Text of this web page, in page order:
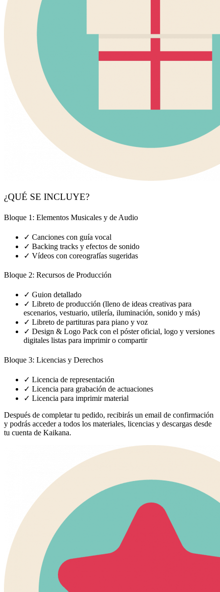
¿QUÉ SE INCLUYE?
Bloque 1: Elementos Musicales y de Audio
✓ Canciones con guía vocal
✓ Backing tracks y efectos de sonido
✓ Vídeos con coreografías sugeridas
Bloque 2: Recursos de Producción
✓ Guion detallado
✓ Libreto de producción (lleno de ideas creativas para
escenarios, vestuario, utilería, iluminación, sonido y más)
✓ Libreto de partituras para piano y voz
✓ Design & Logo Pack con el póster oficial, logo y versiones
digitales listas para imprimir o compartir
Bloque 3: Licencias y Derechos
✓ Licencia de representación
✓ Licencia para grabación de actuaciones
✓ Licencia para imprimir material
Después de completar tu pedido, recibirás un email de confirmación
y podrás acceder a todos los materiales, licencias y descargas desde
tu cuenta de Kaikana.